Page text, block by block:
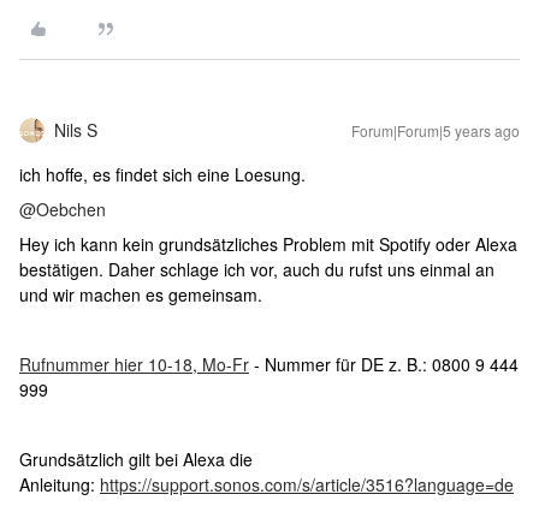
Nils S Forum|Forum|5 years ago
ich hoffe, es findet sich eine Loesung.
@Oebchen
Hey ich kann kein grundsätzliches Problem mit Spotify oder Alexa
bestätigen. Daher schlage ich vor, auch du rufst uns einmal an
und wir machen es gemeinsam.
Rufnummer hier 10-18, Mo-Fr - Nummer für DE z. B.: 0800 9 444
999
Grundsätzlich gilt bei Alexa die
Anleitung: https://support.sonos.com/s/article/3516?language=de